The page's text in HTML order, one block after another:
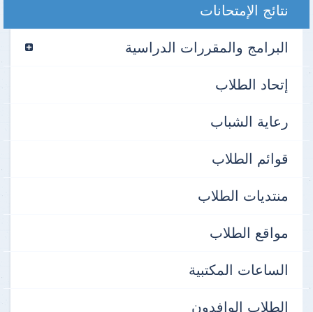
نتائج الإمتحانات
البرامج والمقررات الدراسية
إتحاد الطلاب
رعاية الشباب
قوائم الطلاب
منتديات الطلاب
مواقع الطلاب
الساعات المكتبية
الطلاب الوافدون